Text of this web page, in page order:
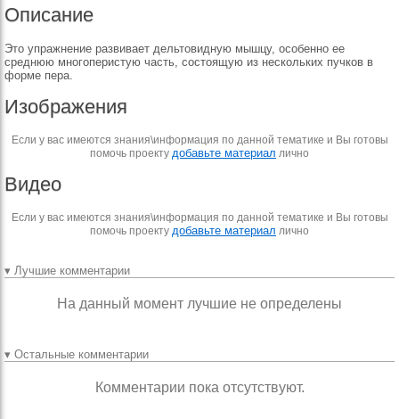
Описание
Это упражнение развивает дельтовидную мышцу, особенно ее
среднюю многоперистую часть, состоящую из нескольких пучков в
форме пера.
Изображения
Если у вас имеются знания\информация по данной тематике и Вы готовы
помочь проекту добавьте материал лично
Видео
Если у вас имеются знания\информация по данной тематике и Вы готовы
помочь проекту добавьте материал лично
▾ Лучшие комментарии
На данный момент лучшие не определены
▾ Остальные комментарии
Комментарии пока отсутствуют.